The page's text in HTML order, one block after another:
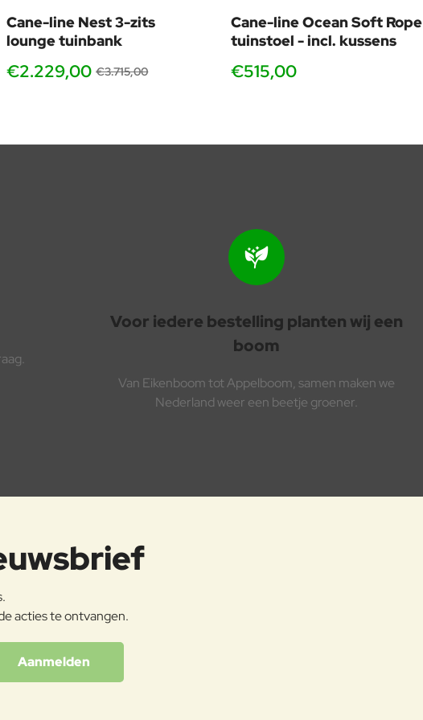
Cane-line Nest 3-zits
lounge tuinbank
€2.229,00 €3.715,00
Cane-line Ocean Soft Rope
tuinstoel - incl. kussens
€515,00
Voor iedere bestelling planten wij een
boom
Van Eikenboom tot Appelboom, samen maken we
Nederland weer een beetje groener.
acties te ontvangen.
Aanmelden